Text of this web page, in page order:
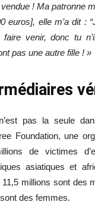
vendue ! Ma patronne
euros], elle m’a dit :
faire venir, donc tu
pas une autre fille ! »
pas la seule
Foundation, une
de victimes
asiatiques et
11,5 millions sont des
des femmes.